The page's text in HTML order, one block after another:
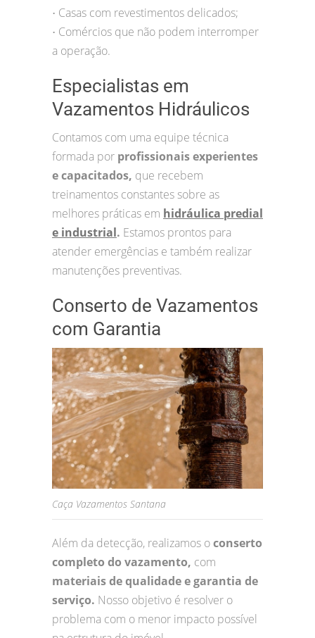
• Casas com revestimentos delicados;
• Comércios que não podem interromper
a operação.
Especialistas em
Vazamentos Hidráulicos
Contamos com uma equipe técnica
formada por profissionais experientes
e capacitados, que recebem
treinamentos constantes sobre as
melhores práticas em hidráulica predial
e industrial. Estamos prontos para
atender emergências e também realizar
manutenções preventivas.
Conserto de Vazamentos
com Garantia
Caça Vazamentos Santana
Além da detecção, realizamos oconserto
completo do vazamento, com
materiais de qualidade e garantia de
serviço. Nosso objetivo é resolver o
problema com o menor impacto possível